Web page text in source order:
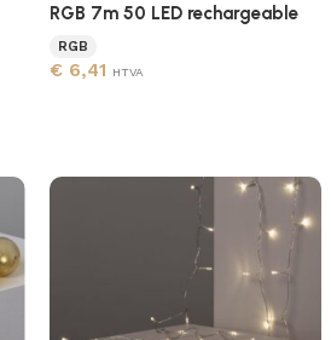
RGB 7m 50 LED rechargeable
RGB
€6,41 HTVA